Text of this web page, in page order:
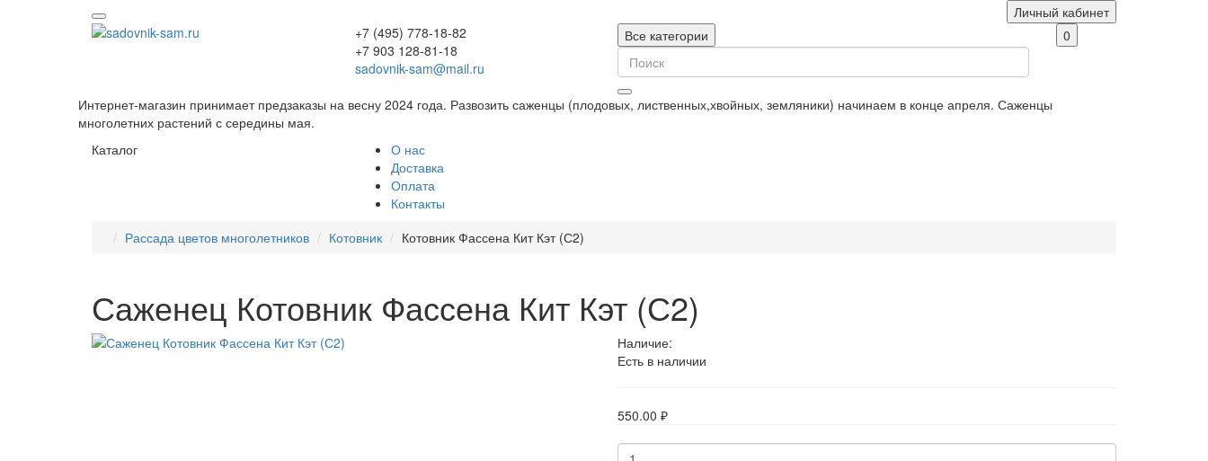
Личный кабинет
+7 (495) 778-18-82
+7 903 128-81-18
sadovnik-sam@mail.ru
0
Все категории
Интернет-магазин принимает предзаказы на весну 2024 года. Развозить саженцы (плодовых, лиственных,хвойных, земляники) начинаем в конце апреля. Саженцы
многолетних растений с середины мая.
Каталог
О нас
Доставка
Оплата
Контакты
Рассада цветов многолетников
Котовник Котовник Фассена Кит Кэт (С2)
Саженец Котовник Фассена Кит Кэт (С2)
Наличие:
Есть в наличии
550.00 ₽